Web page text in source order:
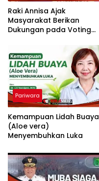
Raki Annisa Ajak
Masyarakat Berikan
Dukungan pada Voting
Pariwara
Kemampuan Lidah Buaya
(Aloe vera)
Menyembuhkan Luka